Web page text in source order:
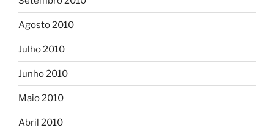
Agosto 2010
Julho 2010
Junho 2010
Maio 2010
Abril 2010